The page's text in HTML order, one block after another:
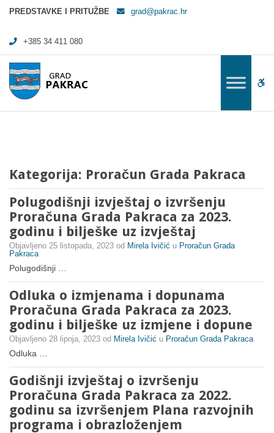
Arhiva Proračun Grada Pakraca - Stranica 2 od 4 - Grad Pakrac
PREDSTAVKE I PRITUŽBE grad@pakrac.hr
+385 34 411 080
Kategorija: Proračun Grada Pakraca
Polugodišnji izvještaj o izvršenju
Proračuna Grada Pakraca za 2023.
godinu i bilješke uz izvještaj
Objavljeno 25 listopada, 2023 od Mirela Ivičić u Proračun Grada
Pakraca
Polugodišnji …
Odluka o izmjenama i dopunama
Proračuna Grada Pakraca za 2023.
godinu i bilješke uz izmjene i dopune
Objavljeno 28 lipnja, 2023 od Mirela Ivičić u Proračun Grada Pakraca
Odluka …
Godišnji izvještaj o izvršenju
Proračuna Grada Pakraca za 2022.
godinu sa izvršenjem Plana razvojnih
programa i obrazloženjem